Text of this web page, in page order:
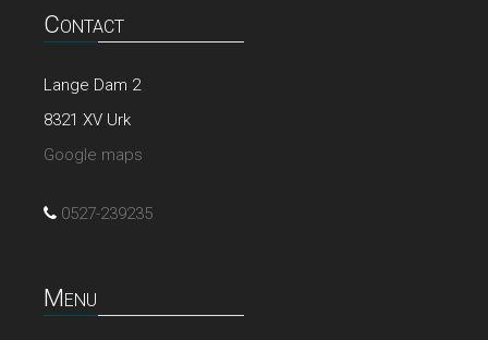
Contact
Lange Dam 2
8321 XV Urk
Google maps
0527-239235
Menu